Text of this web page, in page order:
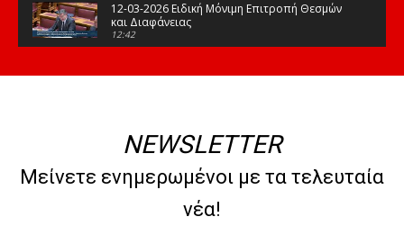
12-03-2026 Ειδική Μόνιμη Επιτροπή Θεσμών
και Διαφάνειας
12:42
της Βουλής
08:47
10-02-2026 Διαρκής Επιτροπή Μορφωτικών
Υποθέσεων
NEWSLETTER
Μείνετε ενημερωμένοι με τα τελευταία
νέα!